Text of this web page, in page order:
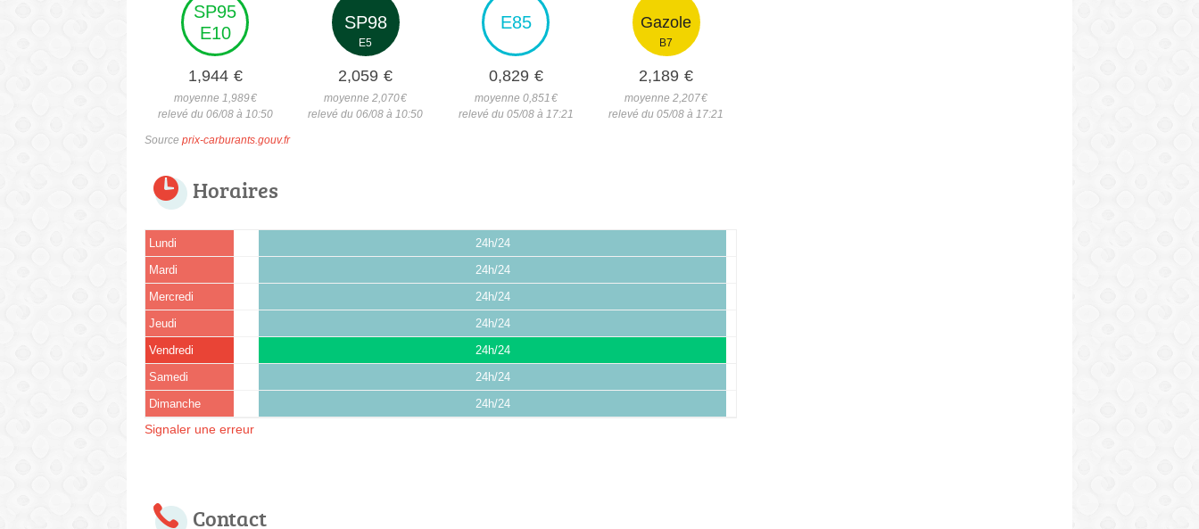
SP95
E10
1,944 €
moyenne 1,989€
relevé du 06/08 à 10:50
SP98
E5
2,059 €
moyenne 2,070€
relevé du 06/08 à 10:50
E85
0,829 €
moyenne 0,851 €
relevé du 05/08 à 17:21
Gazole
B7
2,189 €
moyenne 2,207€
relevé du 05/08 à 17:21
Source prix-carburants.gouv.fr
Horaires
Lundi 24h/24
Mardi 24h/24
Mercredi 24h/24
Jeudi 24h/24
Vendredi 24h/24
Samedi 24h/24
Dimanche 24h/24
Signaler une erreur
Contact